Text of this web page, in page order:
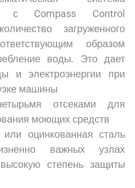
с Compass Control
загруженного
образом
воды. Это дает
и электроэнергии при
машины
отсеками для
моющих средств
оцинкованная сталь
важных узлах
степень защиты